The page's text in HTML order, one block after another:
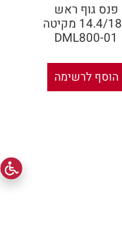
פנס גוף ראש
14.4/18V מקיטה
01-DML800
הוסף לרשימה